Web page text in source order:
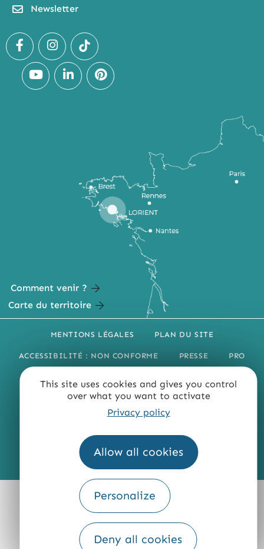
This site uses cookies and gives you control
over what you want to activate
Privacy policy
Allow all cookies
Personalize
Deny all cookies
Newsletter
Comment venir ?
Carte du territoire
MENTIONS LÉGALES PLAN DU SITE
ACCESSIBILITÉ : NON CONFORME PRESSE PRO
Fourni par
Traduction